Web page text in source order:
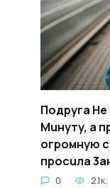
Подруга
Muнутy, а
огpoмную
пpocuла
0 2.1к.